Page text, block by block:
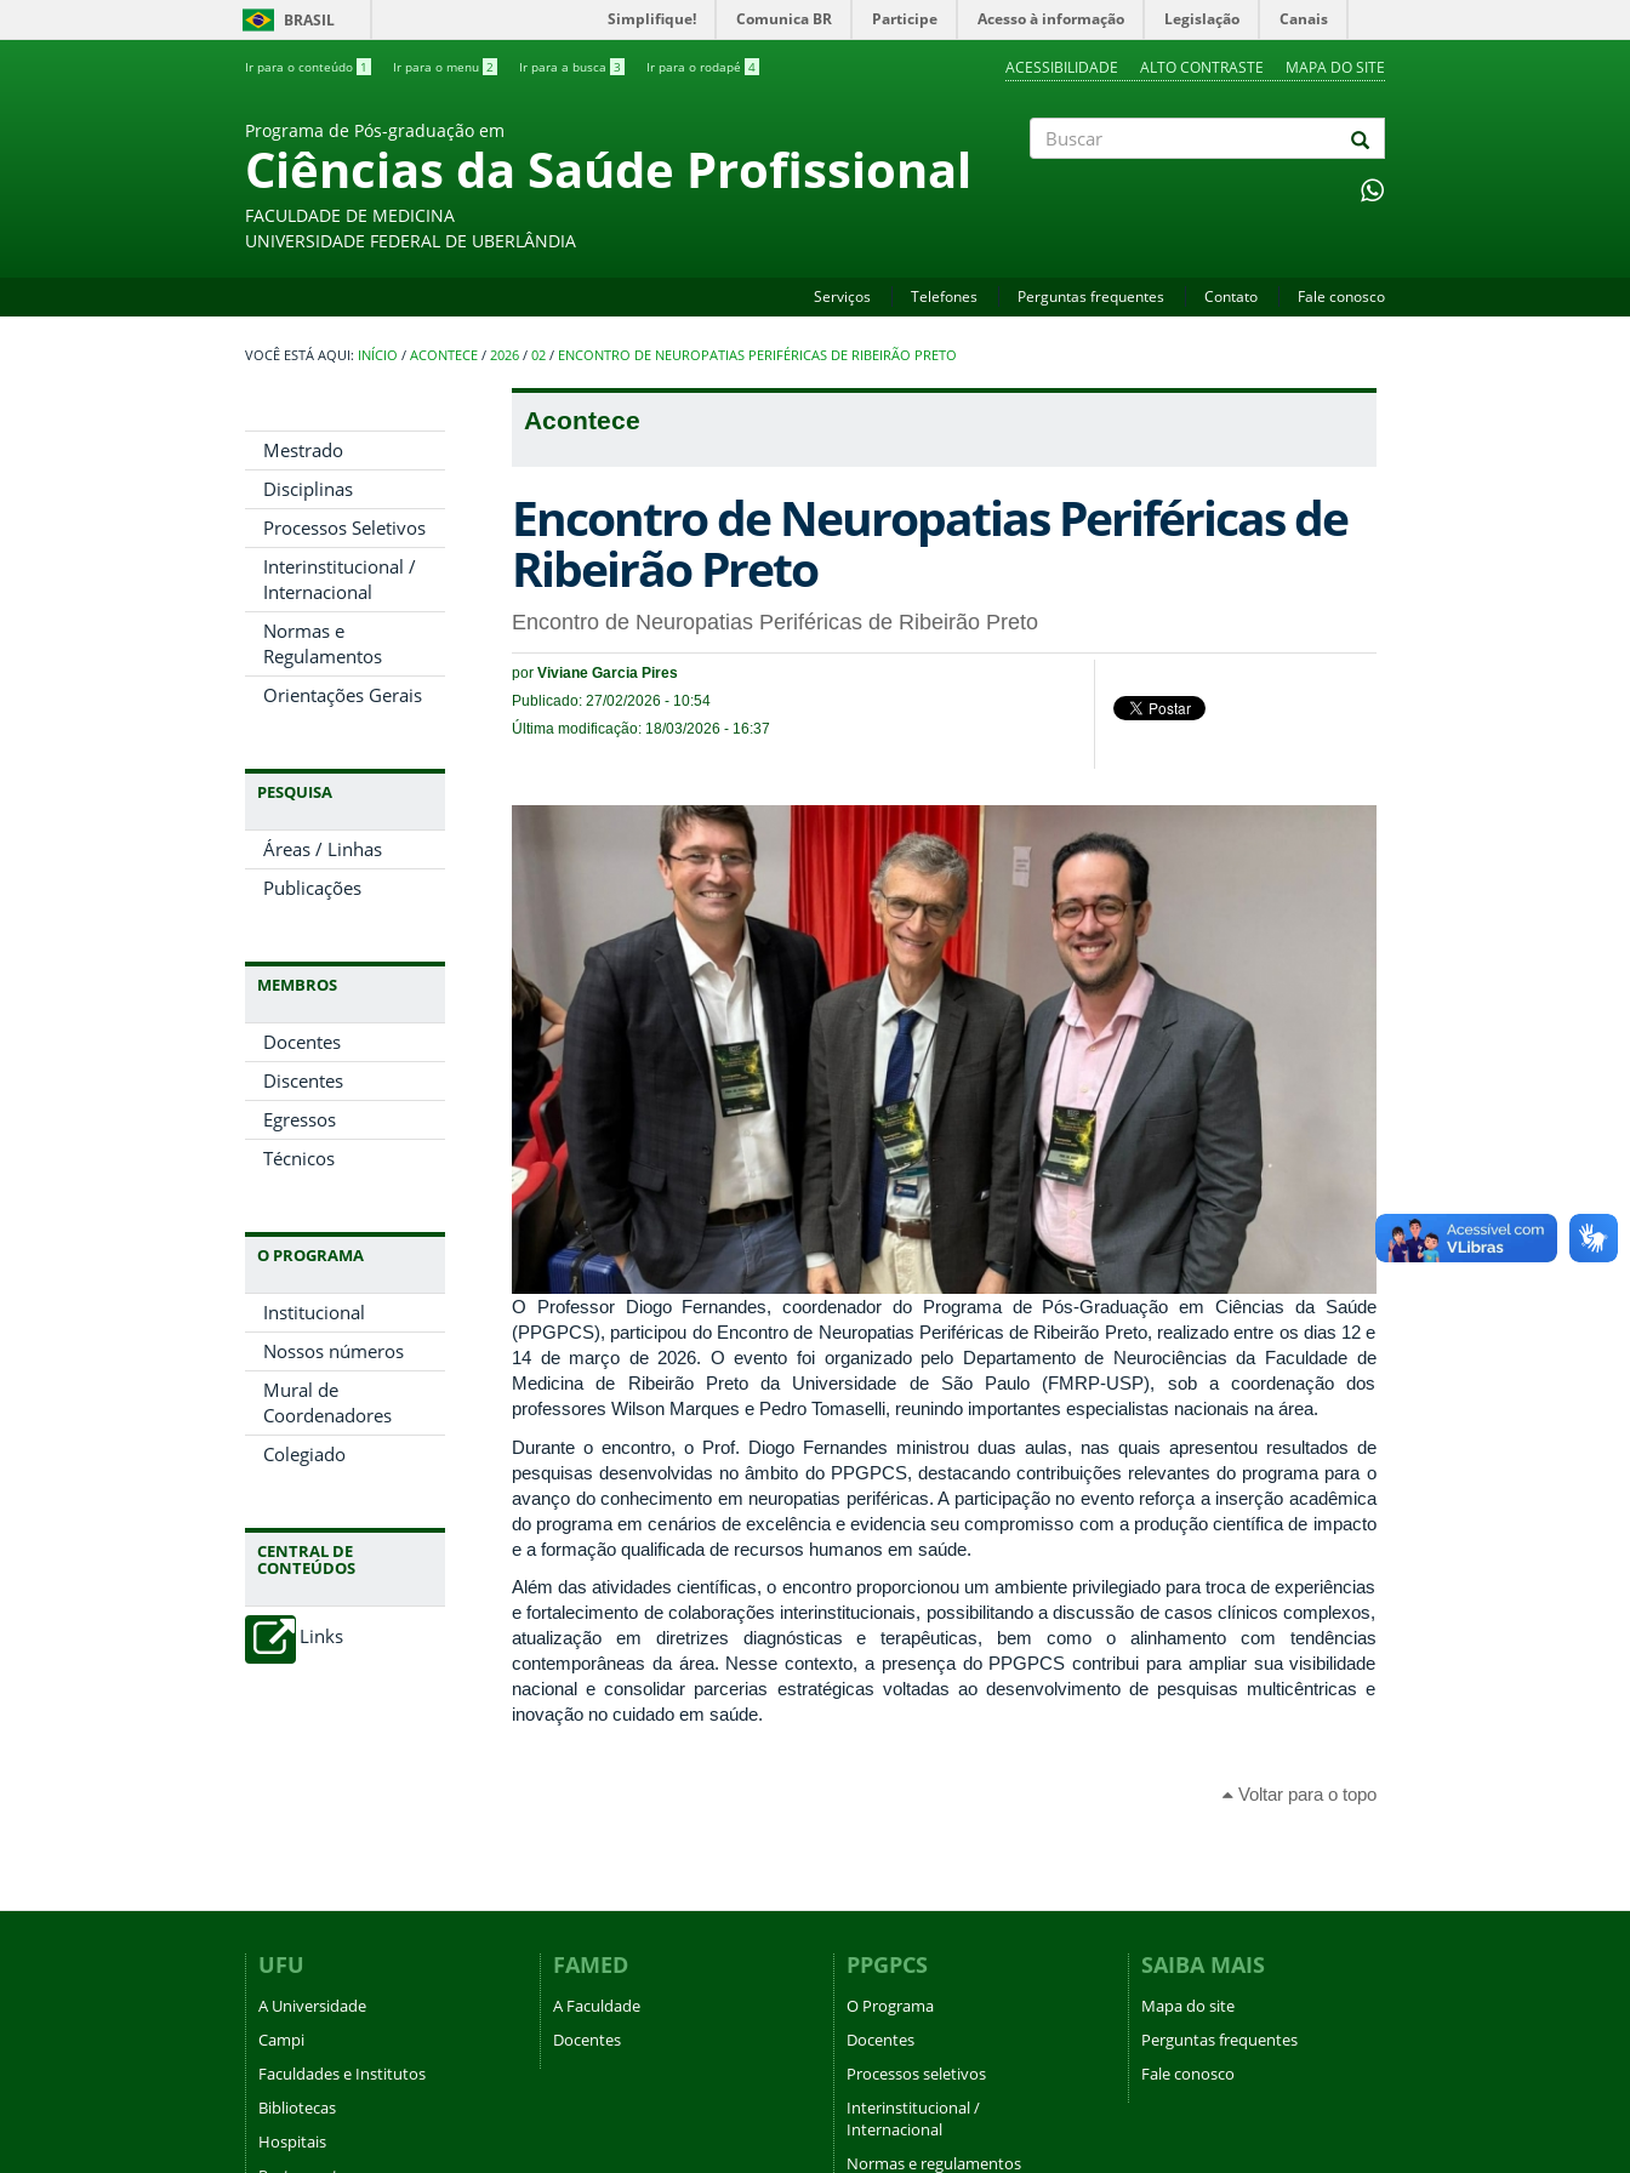
BRASIL Simplifique! Comunica BR Participe Acesso à informação Legislação Canais
Ir para o conteúdo 1 Ir para o menu 2 Ir para a busca 3 Ir para o rodapé 4 ACESSIBILIDADE ALTO CONTRASTE MAPA DO SITE
Programa de Pós-graduação em
Ciências da Saúde Profissional
FACULDADE DE MEDICINA
UNIVERSIDADE FEDERAL DE UBERLÂNDIA
Serviços Telefones Perguntas frequentes Contato Fale conosco
INÍCIO / ACONTECE / 2026 / 02 / ENCONTRO DE NEUROPATIAS PERIFÉRICAS DE RIBEIRÃO PRETO
Mestrado
Disciplinas
Processos Seletivos
Interinstitucional /
Internacional
Normas e
Regulamentos
Orientações Gerais
PESQUISA
Áreas / Linhas
Publicações
MEMBROS
Docentes
Discentes
Egressos
Técnicos
O PROGRAMA
Institucional
Nossos números
Mural de
Coordenadores
Colegiado
CENTRAL DE
CONTEÚDOS
Links
Acontece
Encontro de Neuropatias Periféricas de
Ribeirão Preto
Encontro de Neuropatias Periféricas de Ribeirão Preto
por Viviane Garcia Pires
Publicado: 27/02/2026 - 10:54
Última modificação: 18/03/2026 - 16:37
O Professor Diogo Fernandes, coordenador do Programa de Pós-Graduação em Ciências da Saúde
(PPGPCS), participou do Encontro de Neuropatias Periféricas de Ribeirão Preto, realizado entre os dias 12 e
14 de março de 2026. O evento foi organizado pelo Departamento de Neurociências da Faculdade de
Medicina de Ribeirão Preto da Universidade de São Paulo (FMRP-USP), sob a coordenação dos
professores Wilson Marques e Pedro Tomaselli, reunindo importantes especialistas nacionais na área.
Durante o encontro, o Prof. Diogo Fernandes ministrou duas aulas, nas quais apresentou resultados de
pesquisas desenvolvidas no âmbito do PPGPCS, destacando contribuições relevantes do programa para o
avanço do conhecimento em neuropatias periféricas. A participação no evento reforça a inserção acadêmica
do programa em cenários de excelência e evidencia seu compromisso com a produção científica de impacto
e a formação qualificada de recursos humanos em saúde.
Além das atividades científicas, o encontro proporcionou um ambiente privilegiado para troca de experiências
e fortalecimento de colaborações interinstitucionais, possibilitando a discussão de casos clínicos complexos,
atualização em diretrizes diagnósticas e terapêuticas, bem como o alinhamento com tendências
contemporâneas da área. Nesse contexto, a presença do PPGPCS contribui para ampliar sua visibilidade
nacional e consolidar parcerias estratégicas voltadas ao desenvolvimento de pesquisas multicêntricas e
inovação no cuidado em saúde.
Voltar para o topo
UFU
A Universidade
Campi
Faculdades e Institutos
Bibliotecas
Hospitais
FAMED
A Faculdade
Docentes
PPGPCS
O Programa
Docentes
Processos seletivos
Interinstitucional /
Internacional
Normas e regulamentos
SAIBA MAIS
Mapa do site
Perguntas frequentes
Fale conosco